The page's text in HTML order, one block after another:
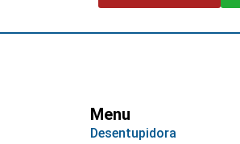
Menu
Desentupidora